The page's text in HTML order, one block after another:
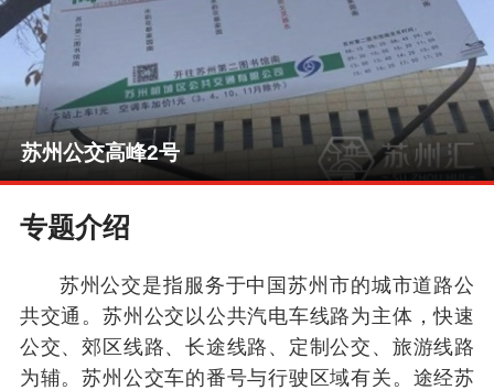
苏州公交高峰2号
4号线同里站至景区将开智轨电车
苏州相城开出书香文旅公交专线
2020年苏州公交路线调整一览
苏州公交高峰2号
专题介绍
苏州公交是指服务于中国苏州市的城市道路公
共交通。苏州公交以公共汽电车线路为主体，快速
公交、郊区线路、长途线路、定制公交、旅游线路
为辅。苏州公交车的番号与行驶区域有关。途经苏